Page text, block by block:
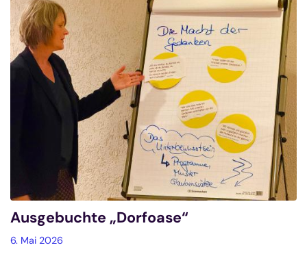
Ausgebuchte „Dorfoase“
6. Mai 2026